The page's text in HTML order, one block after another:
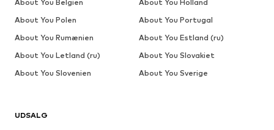
UDSALG
About You Belgien
About You Holland
About You Polen
About You Portugal
About You Rumænien
About You Estland (ru)
About You Letland (ru)
About You Slovakiet
About You Slovenien
About You Sverige